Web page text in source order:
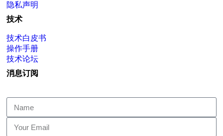
隐私声明
技术
技术白皮书
操作手册
技术论坛
消息订阅